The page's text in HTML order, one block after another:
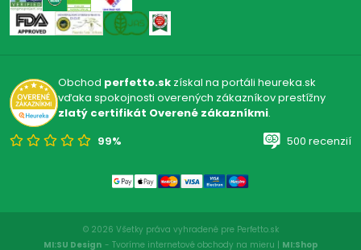
Obchod perfetto.skzískal na portáli heureka.sk
vďaka spokojnosti overených zákazníkov prestížny
zlatý certifikát Overené zákazníkmi.
99%
500 recenzií
© 2026 Všetky práva vyhradené pre Perfetto.sk
MI:SU Design - Tvoríme internetové obchody na mieru | MI:Shop